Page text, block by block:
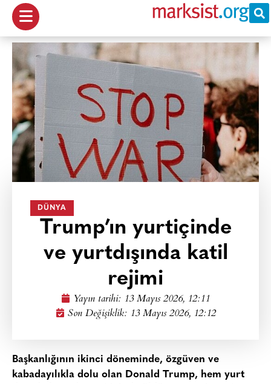
DÜNYA
Trump’ın yurtiçinde
ve yurtdışında katil
rejimi
Yayın tarihi: 13 Mayıs 2026, 12:11
Son Değişiklik: 13 Mayıs 2026, 12:12
Başkanlığının ikinci döneminde, özgüven ve
kabadayılıkla dolu olan Donald Trump, hem yurt